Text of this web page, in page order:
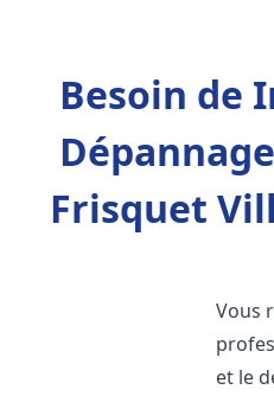
Besoin de
Frisquet
Vous
et le